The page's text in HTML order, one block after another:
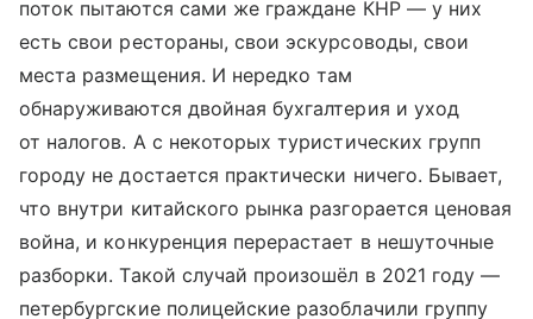
поток пытаются сами же граждане КНР — у них
есть свои рестораны, свои эскурсоводы, свои
места размещения. И нередко там
обнаруживаются двойная бухгалтерия и уход
от налогов. А с некоторых туристических групп
городу не достается практически ничего. Бывает,
что внутри китайского рынка разгорается ценовая
война, и конкуренция перерастает в нешуточные
разборки. Такой случай произошёл в 2021 году —
петербургские полицейские разоблачили группу